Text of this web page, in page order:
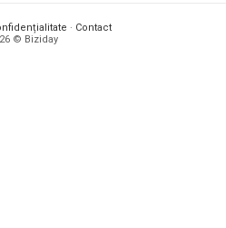
· Contact
© Biziday